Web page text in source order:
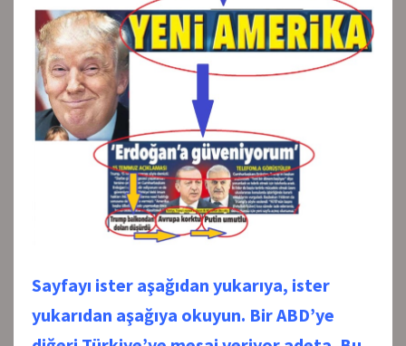
Sayfayı ister aşağıdan yukarıya, ister
yukarıdan aşağıya okuyun. Bir ABD’ye